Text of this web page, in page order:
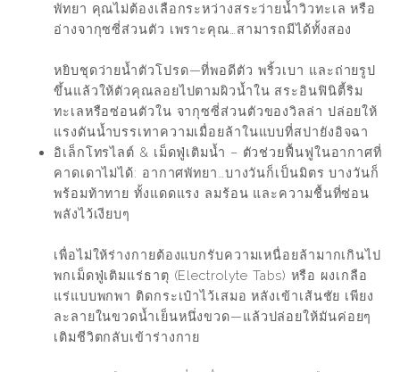
พัทยา คุณไม่ต้องเลือกระหว่างสระว่ายน้ำวิวทะเล หรือ
อ่างจากุซซี่ส่วนตัว เพราะคุณ…สามารถมีได้ทั้งสอง
หยิบชุดว่ายน้ำตัวโปรด—ที่พอดีตัว พริ้วเบา และถ่ายรูป
ขึ้นแล้วให้ตัวคุณลอยไปตามผิวน้ำใน สระอินฟินิตี้ริม
ทะเลหรือซ่อนตัวใน จากุซซี่ส่วนตัวของวิลล่า ปล่อยให้
แรงดันน้ำบรรเทาความเมื่อยล้าในแบบที่สปายังอิจฉา
อิเล็กโทรไลต์ & เม็ดฟู่เติมน้ำ – ตัวช่วยฟื้นฟูในอากาศที่
คาดเดาไม่ได้: อากาศพัทยา…บางวันก็เป็นมิตร บางวันก็
พร้อมท้าทาย ทั้งแดดแรง ลมร้อน และความชื้นที่ซ่อน
พลังไว้เงียบๆ
เพื่อไม่ให้ร่างกายต้องแบกรับความเหนื่อยล้ามากเกินไป
พกเม็ดฟู่เติมแร่ธาตุ (Electrolyte Tabs) หรือ ผงเกลือ
แร่แบบพกพา ติดกระเป๋าไว้เสมอ หลังเข้าเส้นชัย เพียง
ละลายในขวดน้ำเย็นหนึ่งขวด—แล้วปล่อยให้มันค่อยๆ
เติมชีวิตกลับเข้าร่างกาย